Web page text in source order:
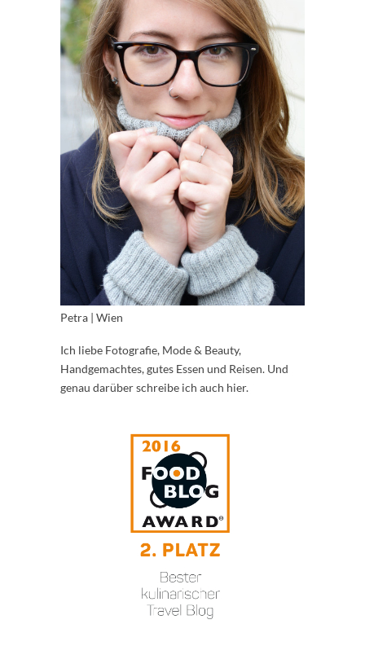
Petra | Wien
Ich liebe Fotografie, Mode & Beauty,
Handgemachtes, gutes Essen und Reisen. Und
genau darüber schreibe ich auch hier.